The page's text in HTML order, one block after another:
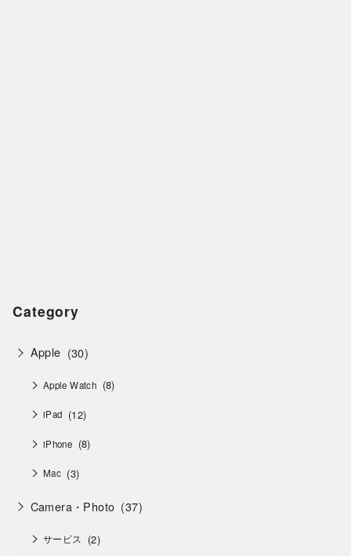
Category
Apple (30)
Apple Watch (8)
iPad (12)
iPhone (8)
Mac (3)
Camera・Photo (37)
サービス (2)